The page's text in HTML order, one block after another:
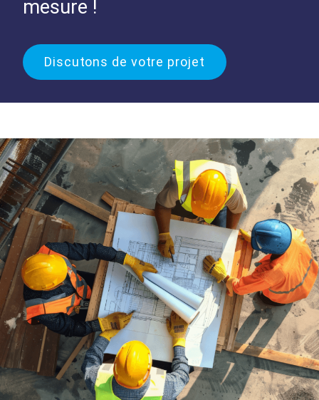
mesure !
Discutons de votre projet